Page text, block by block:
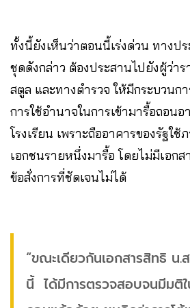
ทั้งนี้ยังเห็นว่าตอนนี้เร่งด่วน ทางป
ชุดดังกล่าว ต้องประสานไปยังผู้ว่าร
สตูล และทางตำรวจ ให้มีกระบวนก
การใช้อำนาจในการเข้ามารื้อถอน
โรงเรียน เพราะถืออาคารของรัฐใ
เอกชนรายหนึ่งมารื้อ โดยไม่มีเอกส
ข้อสั่งการที่ชัดเจนไม่ได้
“ขณะเดียวกันเอกสารสิทธิ น.
นี้ ได้มีการตรวจสอบจนมีมติใ